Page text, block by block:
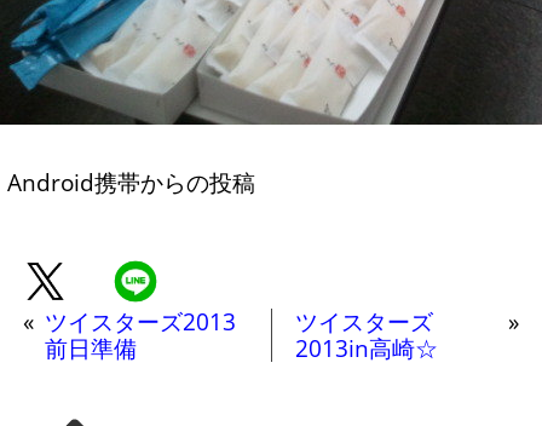
Android携帯からの投稿
« ツイスターズ2013
前日準備
ツイスターズ
2013in高崎☆
»